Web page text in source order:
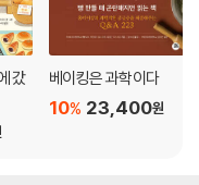
갔
베이킹은 과학이다
23,400원
10%